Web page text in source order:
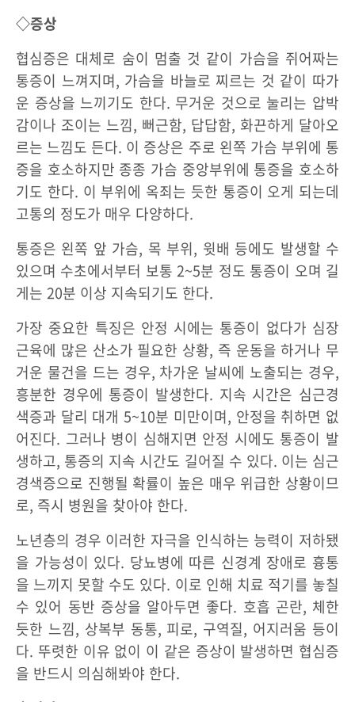
◇증상
협심증은 대체로 숨이 멈출 것 같이 가슴을 쥐어짜는
통증이 느껴지며, 가슴을 바늘로 찌르는 것 같이 따가
운 증상을 느끼기도 한다. 무거운 것으로 눌리는 압박
감이나 조이는 느낌, 뻐근함, 답답함, 화끈하게 달아오
르는 느낌도 든다. 이 증상은 주로 왼쪽 가슴 부위에 통
증을 호소하지만 종종 가슴 중앙부위에 통증을 호소하
기도 한다. 이 부위에 옥죄는 듯한 통증이 오게 되는데
고통의 정도가 매우 다양하다.
통증은 왼쪽 앞 가슴, 목 부위, 윗배 등에도 발생할 수
있으며 수초에서부터 보통 2~5분 정도 통증이 오며 길
게는 20분 이상 지속되기도 한다.
가장 중요한 특징은 안정 시에는 통증이 없다가 심장
근육에 많은 산소가 필요한 상황, 즉 운동을 하거나 무
거운 물건을 드는 경우, 차가운 날씨에 노출되는 경우,
흥분한 경우에 통증이 발생한다. 지속 시간은 심근경
색증과 달리 대개 5~10분 미만이며, 안정을 취하면 없
어진다. 그러나 병이 심해지면 안정 시에도 통증이 발
생하고, 통증의 지속 시간도 길어질 수 있다. 이는 심근
경색증으로 진행될 확률이 높은 매우 위급한 상황이므
로, 즉시 병원을 찾아야 한다.
노년층의 경우 이러한 자극을 인식하는 능력이 저하됐
을 가능성이 있다. 당뇨병에 따른 신경계 장애로 흉통
을 느끼지 못할 수도 있다. 이로 인해 치료 적기를 놓칠
수 있어 동반 증상을 알아두면 좋다. 호흡 곤란, 체한
듯한 느낌, 상복부 동통, 피로, 구역질, 어지러움 등이
다. 뚜렷한 이유 없이 이 같은 증상이 발생하면 협심증
을 반드시 의심해봐야 한다.